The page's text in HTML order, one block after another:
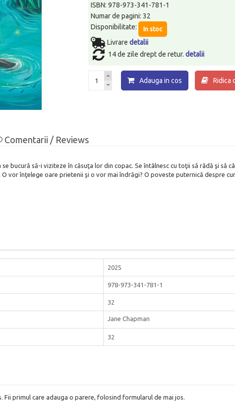
ISBN: 978-973-341-781-1
Numar de pagini: 32
Disponibilitate:
In stoc
Livraredetalii
14 de zile drept de retur.detalii
Adauga in cos Ridica
Comentarii / Reviews
se bucură să-i viziteze în căsuţa lor din copac. Se întâlnesc cu toţii să râdă şi să
O vor înţelege oare prietenii şi o vor mai îndrăgi? O poveste puternică despre
2025
978-973-341-781-1
32
Jane Chapman
32
primul care adauga o parere, folosind formularul de mai jos.